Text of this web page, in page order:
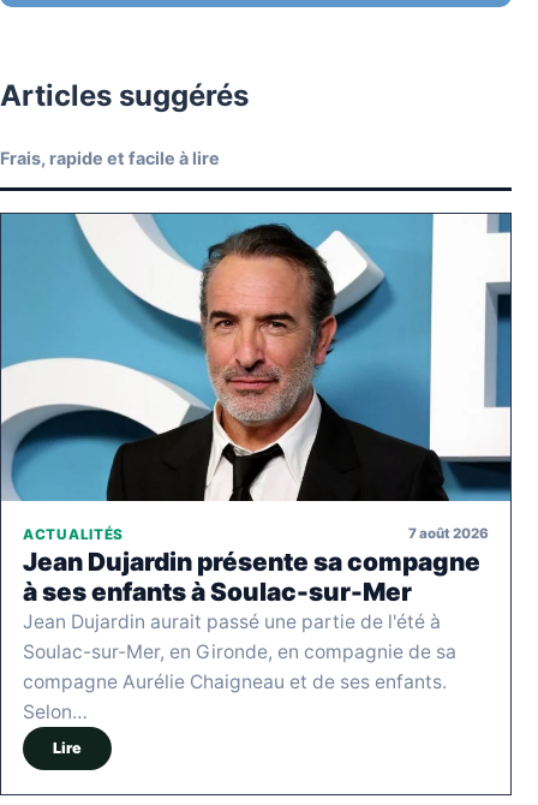
Articles suggérés
Frais, rapide et facile à lire
ACTUALITÉS 7 août 2026
Jean Dujardin présente sa compagne
à ses enfants à Soulac-sur-Mer
Jean Dujardin aurait passé une partie de l'été à
Soulac-sur-Mer, en Gironde, en compagnie de sa
compagne Aurélie Chaigneau et de ses enfants.
Selon…
Lire